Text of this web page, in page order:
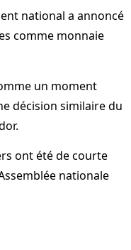
national a annoncé
comme monnaie
un moment
décision similaire du
ont été de courte
nationale